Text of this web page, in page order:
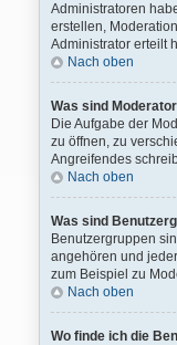
Administratoren
erstellen,
Administrator erteilt
Nach oben
Was sind
Die Aufgabe der
zu öffnen, zu
Angreifendes
Nach oben
Was sind
Benutzergruppen
angehören und
zum Beispiel zu
Nach oben
Wo finde ich die